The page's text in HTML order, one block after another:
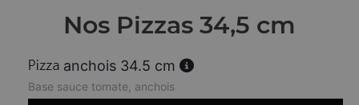
Nos Pizzas 34,5 cm
anchois 34.5 cm
Base sauce tomate, anchois